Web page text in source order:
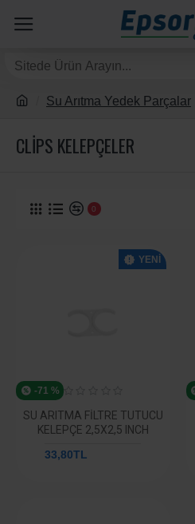
Su Arıtma Yedek Parçalar
CLIPS KELEPÇELER
0
YENI
-71 %
SU ARITMA FILTRE TUTUCU
KELEPÇE 2,5X2,5 INCH
33,80TL